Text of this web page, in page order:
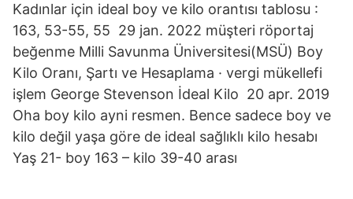
Kadınlar için ideal boy ve kilo orantısı tablosu :
163, 53-55, 55 29 jan. 2022 müşteri röportaj
beğenme Milli Savunma Üniversitesi(MSÜ) Boy
Kilo Oranı, Şartı ve Hesaplama · vergi mükellefi
işlem George Stevenson İdeal Kilo 20 apr. 2019
Oha boy kilo ayni resmen. Bence sadece boy ve
kilo değil yaşa göre de ideal sağlıklı kilo hesabı
Yaş 21- boy 163 – kilo 39-40 arası